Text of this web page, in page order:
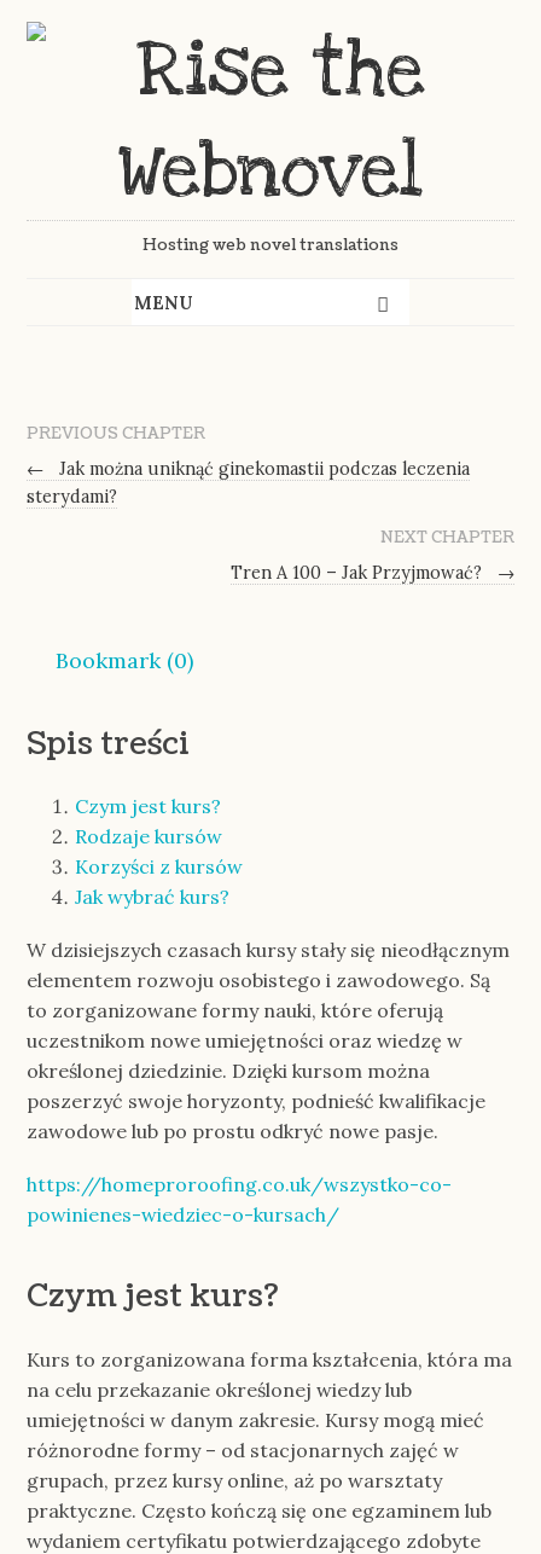
Hosting web novel translations
PREVIOUS CHAPTER
←
Jak można uniknąć ginekomastii podczas leczenia
sterydami?
NEXT CHAPTER
Tren A 100 – Jak Przyjmować?
→
Bookmark (0)
Spis treści
Czym jest kurs?
Rodzaje kursów
Korzyści z kursów
Jak wybrać kurs?
W dzisiejszych czasach kursy stały się nieodłącznym
elementem rozwoju osobistego i zawodowego. Są
to zorganizowane formy nauki, które oferują
uczestnikom nowe umiejętności oraz wiedzę w
określonej dziedzinie. Dzięki kursom można
poszerzyć swoje horyzonty, podnieść kwalifikacje
zawodowe lub po prostu odkryć nowe pasje.
https://homeproroofing.co.uk/wszystko-co-
powinienes-wiedziec-o-kursach/
Czym jest kurs?
Kurs to zorganizowana forma kształcenia, która ma
na celu przekazanie określonej wiedzy lub
umiejętności w danym zakresie. Kursy mogą mieć
różnorodne formy – od stacjonarnych zajęć w
grupach, przez kursy online, aż po warsztaty
praktyczne. Często kończą się one egzaminem lub
wydaniem certyfikatu potwierdzającego zdobyte